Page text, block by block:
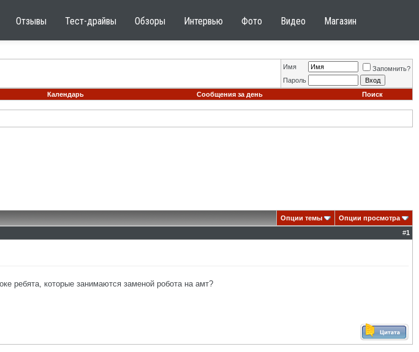
Отзывы Тест-драйвы Обзоры Интервью Фото Видео Магазин
Имя
Запомнить?
Пароль
Календарь Сообщения за день Поиск
Опции темы
Опции просмотра
#1
ребята, которые занимаются заменой робота на амт?